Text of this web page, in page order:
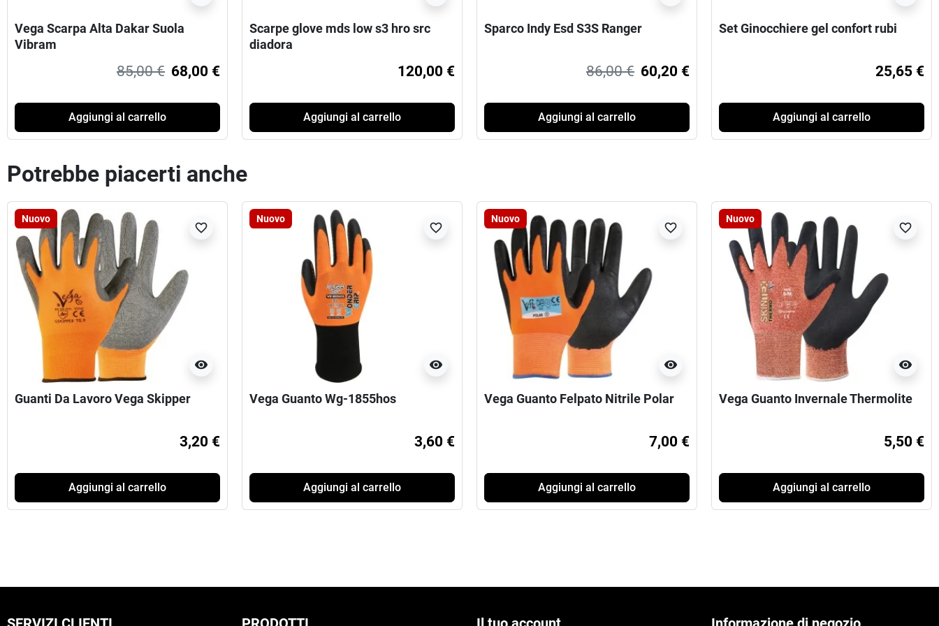
Vega Scarpa Alta Dakar Suola
Vibram
85,00 € 68,00 €
Aggiungi al carrello
Scarpe glove mds low s3 hro src
diadora
120,00 €
Aggiungi al carrello
Sparco Indy Esd S3S Ranger
86,00 € 60,20 €
Aggiungi al carrello
Set Ginocchiere gel confort rubi
25,65 €
Aggiungi al carrello
Potrebbe piacerti anche
Nuovo
visibility
favorite_border
Guanti Da Lavoro Vega Skipper
3,20 €
Aggiungi al carrello
Nuovo
visibility
favorite_border
Vega Guanto Wg-1855hos
3,60 €
Aggiungi al carrello
Nuovo
visibility
favorite_border
Vega Guanto Felpato Nitrile Polar
7,00 €
Aggiungi al carrello
Nuovo
visibility
favorite_border
Vega Guanto Invernale Thermolite
5,50 €
Aggiungi al carrello